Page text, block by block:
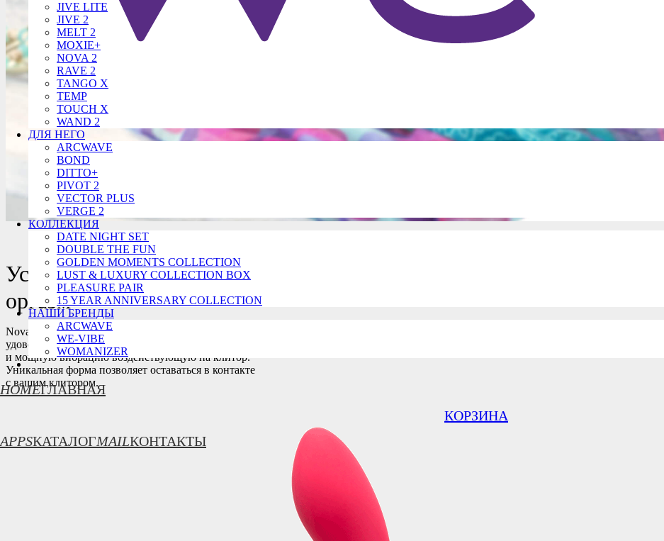
JIVE LITE
JIVE 2
MELT 2
MOXIE+
NOVA 2
RAVE 2
TANGO X
TEMP
TOUCH X
WAND 2
ДЛЯ НЕГО
ARCWAVE
BOND
DITTO+
PIVOT 2
VECTOR PLUS
VERGE 2
КОЛЛЕКЦИЯ
DATE NIGHT SET
DOUBLE THE FUN
GOLDEN MOMENTS COLLECTION
LUST & LUXURY COLLECTION BOX
PLEASURE PAIR
15 YEAR ANNIVERSARY COLLECTION
НАШИ БРЕНДЫ
ARCWAVE
WE-VIBE
WOMANIZER
HOMEГЛАВНАЯ
КОРЗИНА
APPSКАТАЛОГMAILКОНТАКТЫ
Усильте свой оргазм
оргазм
Nova от We-Vibe сочетает в себе
удовольствие от стимуляции G-пятна
и мощную вибрацию воздействующую на клитор.
Уникальная форма позволяет оставаться в контакте
с вашим клитором.